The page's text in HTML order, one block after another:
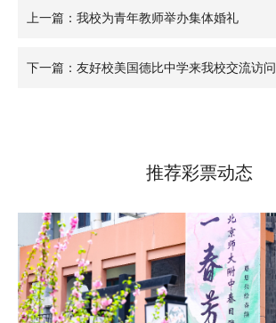
上一篇：我校为青年教师举办集体婚礼
下一篇：友好校美国德比中学来我校交流访问
推荐彩票动态